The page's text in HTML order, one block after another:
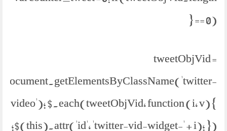
== 0) {
tweetObjVid =
document.getElementsByClassName('twitter-
video'); $.each(tweetObjVid, function (i, v) {
$(this).attr('id', 'twitter-vid-widget-' + i); });